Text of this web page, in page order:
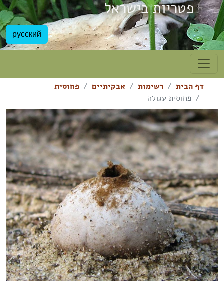
פטריות בישראל
русский
דף הבית רשימות אבקיתיים
פחוסית
פחוסית עגולה